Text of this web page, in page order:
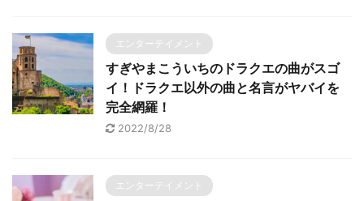
エンターテイメント
すぎやまこういちのドラクエの曲がスゴ
イ！ドラクエ以外の曲と名言がヤバイを
完全網羅！
2022/8/28
エンターテイメント